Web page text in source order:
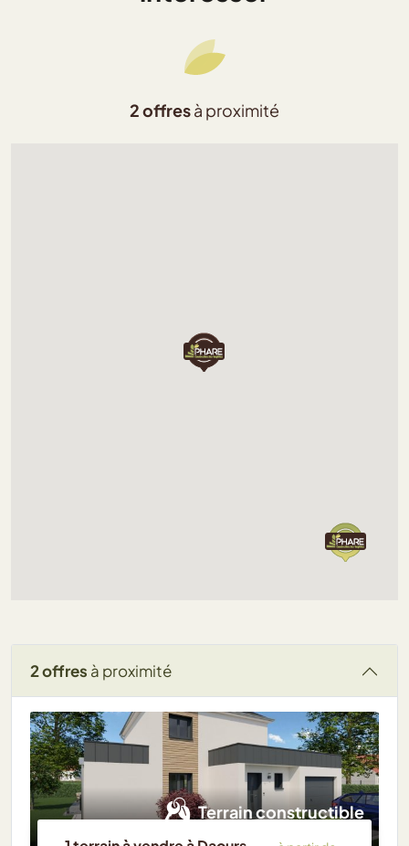
2 offres à proximité
Chargement...
2 offres à proximité
Terrain constructible
1 terrain à vendre à Daours